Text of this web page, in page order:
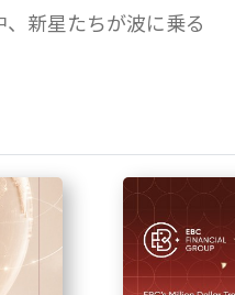
新星たちが波に乗る